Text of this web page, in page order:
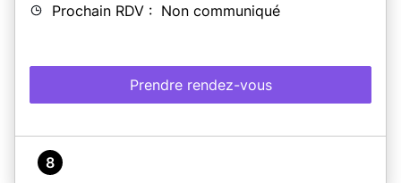
Prochain RDV : Non communiqué
Prendre rendez-vous
8